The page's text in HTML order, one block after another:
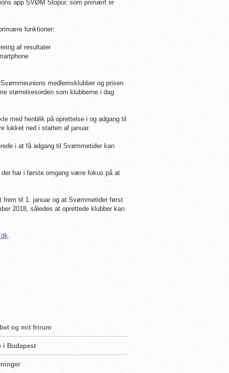
app SVØM Stopur, som primært er
funktioner:
af resultater
medlemsklubber og prisen
størrelsesorden som klubberne i dag
med henblik på oprettelse i og adgang til
lukket ned i starten af januar.
i at få adgang til Svømmetider kan
har i første omgang være fokus på at
til 1. januar og at Svømmetider først
2018, således at oprettede klubber kan
.
og mit frirum
i Budapest